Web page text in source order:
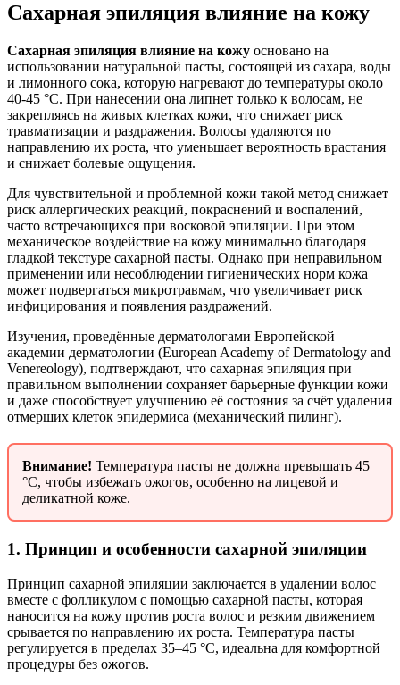
Сахарная эпиляция влияние на кожу
Сахарная эпиляция влияние на кожу основано на
использовании натуральной пасты, состоящей из сахара, воды
и лимонного сока, которую нагревают до температуры около
40-45 °C. При нанесении она липнет только к волосам, не
закрепляясь на живых клетках кожи, что снижает риск
травматизации и раздражения. Волосы удаляются по
направлению их роста, что уменьшает вероятность врастания
и снижает болевые ощущения.
Для чувствительной и проблемной кожи такой метод снижает
риск аллергических реакций, покраснений и воспалений,
часто встречающихся при восковой эпиляции. При этом
механическое воздействие на кожу минимально благодаря
гладкой текстуре сахарной пасты. Однако при неправильном
применении или несоблюдении гигиенических норм кожа
может подвергаться микротравмам, что увеличивает риск
инфицирования и появления раздражений.
Изучения, проведённые дерматологами Европейской
академии дерматологии (European Academy of Dermatology and
Venereology), подтверждают, что сахарная эпиляция при
правильном выполнении сохраняет барьерные функции кожи
и даже способствует улучшению её состояния за счёт удаления
отмерших клеток эпидермиса (механический пилинг).
Внимание! Температура пасты не должна превышать 45
°C, чтобы избежать ожогов, особенно на лицевой и
деликатной коже.
1. Принцип и особенности сахарной эпиляции
Принцип сахарной эпиляции заключается в удалении волос
вместе с фолликулом с помощью сахарной пасты, которая
наносится на кожу против роста волос и резким движением
срывается по направлению их роста. Температура пасты
регулируется в пределах 35–45 °C, идеальна для комфортной
процедуры без ожогов.